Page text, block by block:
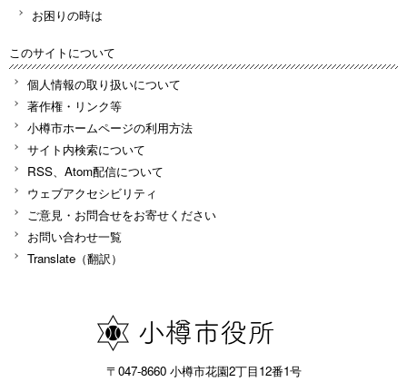
お困りの時は
このサイトについて
個人情報の取り扱いについて
著作権・リンク等
小樽市ホームページの利用方法
サイト内検索について
RSS、Atom配信について
ウェブアクセシビリティ
ご意見・お問合せをお寄せください
お問い合わせ一覧
Translate（翻訳）
〒047-8660 小樽市花園2丁目12番1号